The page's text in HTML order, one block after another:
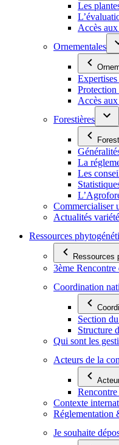
Les
Accès
Ornementales
Protection
Accès
Forestières
La
Les
Commercialiser
Actualités
Ressources
Ressources
3ème
Coordination
Section
Structure
Qui sont les
Acteurs de la
Rencontre
Contexte
Réglementation
Je souhaite